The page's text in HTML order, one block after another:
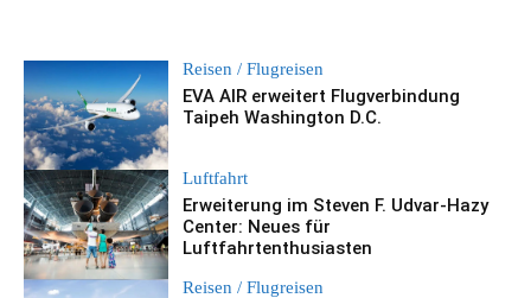
Reisen / Flugreisen
EVA AIR erweitert Flugverbindung
Taipeh Washington D.C.
Luftfahrt
Erweiterung im Steven F. Udvar-Hazy
Center: Neues für
Luftfahrtenthusiasten
Reisen / Flugreisen